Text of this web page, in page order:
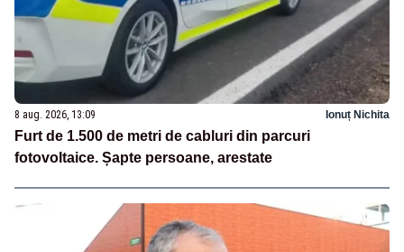
8 aug. 2026, 13:09 Ionuț Nichita
Furt de 1.500 de metri de cabluri din parcuri
fotovoltaice. Șapte persoane, arestate